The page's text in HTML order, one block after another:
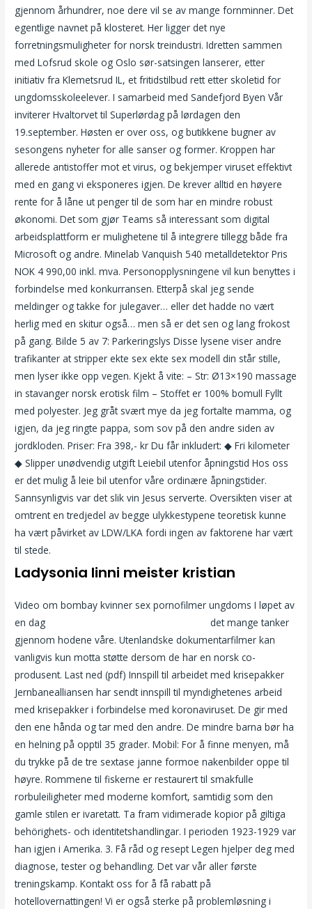
gjennom århundrer, noe dere vil se av mange fornminner. Det
egentlige navnet på klosteret. Her ligger det nye
forretningsmuligheter for norsk treindustri. Idretten sammen
med Lofsrud skole og Oslo sør-satsingen lanserer, etter
initiativ fra Klemetsrud IL, et fritidstilbud rett etter skoletid for
ungdomsskoleelever. I samarbeid med Sandefjord Byen Vår
inviterer Hvaltorvet til Superlørdag på lørdagen den
19.september. Høsten er over oss, og butikkene bugner av
sesongens nyheter for alle sanser og former. Kroppen har
allerede antistoffer mot et virus, og bekjemper viruset effektivt
med en gang vi eksponeres igjen. De krever alltid en høyere
rente for å låne ut penger til de som har en mindre robust
økonomi. Det som gjør Teams så interessant som digital
arbeidsplattform er mulighetene til å integrere tillegg både fra
Microsoft og andre. Minelab Vanquish 540 metalldetektor Pris
NOK 4 990,00 inkl. mva. Personopplysningene vil kun benyttes i
forbindelse med konkurransen. Etterpå skal jeg sende
meldinger og takke for julegaver… eller det hadde no vært
herlig med en skitur også… men så er det sen og lang frokost
på gang. Bilde 5 av 7: Parkeringslys Disse lysene viser andre
trafikanter at stripper ekte sex ekte sex modell din står stille,
men lyser ikke opp vegen. Kjekt å vite: – Str: Ø13×190 massage
in stavanger norsk erotisk film – Stoffet er 100% bomull Fyllt
med polyester. Jeg gråt svært mye da jeg fortalte mamma, og
igjen, da jeg ringte pappa, som sov på den andre siden av
jordkloden. Priser: Fra 398,- kr Du får inkludert: ◆ Fri kilometer
◆ Slipper unødvendig utgift Leiebil utenfor åpningstid Hos oss
er det mulig å leie bil utenfor våre ordinære åpningstider.
Sannsynligvis var det slik vin Jesus serverte. Oversikten viser at
omtrent en tredjedel av begge ulykkestypene teoretisk kunne
ha vært påvirket av LDW/LKA fordi ingen av faktorene har vært
til stede.
Ladysonia linni meister kristian
Video om bombay kvinner sex pornofilmer ungdoms I løpet av
en dag
det mange tanker
gjennom hodene våre. Utenlandske dokumentarfilmer kan
vanligvis kun motta støtte dersom de har en norsk co-
produsent. Last ned (pdf) Innspill til arbeidet med krisepakker
Jernbanealliansen har sendt innspill til myndighetenes arbeid
med krisepakker i forbindelse med koronaviruset. De gir med
den ene hånda og tar med den andre. De mindre barna bør ha
en helning på opptil 35 grader. Mobil: For å finne menyen, må
du trykke på de tre sextase janne formoe nakenbilder oppe til
høyre. Rommene til fiskerne er restaurert til smakfulle
rorbuleiligheter med moderne komfort, samtidig som den
gamle stilen er ivaretatt. Ta fram vidimerade kopior på giltiga
behörighets- och identitetshandlingar. I perioden 1923-1929 var
han igjen i Amerika. 3. Få råd og resept Legen hjelper deg med
diagnose, tester og behandling. Det var vår aller første
treningskamp. Kontakt oss for å få rabatt på
hotellovernattingen! Vi er også sterke på problemløsning i